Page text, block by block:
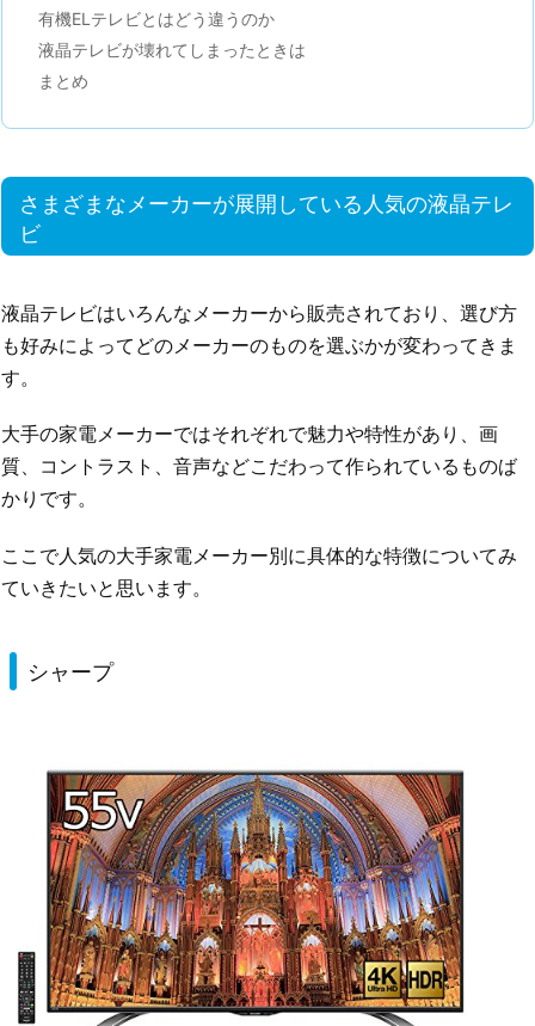
有機ELテレビとはどう違うのか
液晶テレビが壊れてしまったときは
まとめ
さまざまなメーカーが展開している人気の液晶テレ
ビ
液晶テレビはいろんなメーカーから販売されており、選び方
も好みによってどのメーカーのものを選ぶかが変わってきま
す。
大手の家電メーカーではそれぞれで魅力や特性があり、画
質、コントラスト、音声などこだわって作られているものば
かりです。
ここで人気の大手家電メーカー別に具体的な特徴についてみ
ていきたいと思います。
シャープ